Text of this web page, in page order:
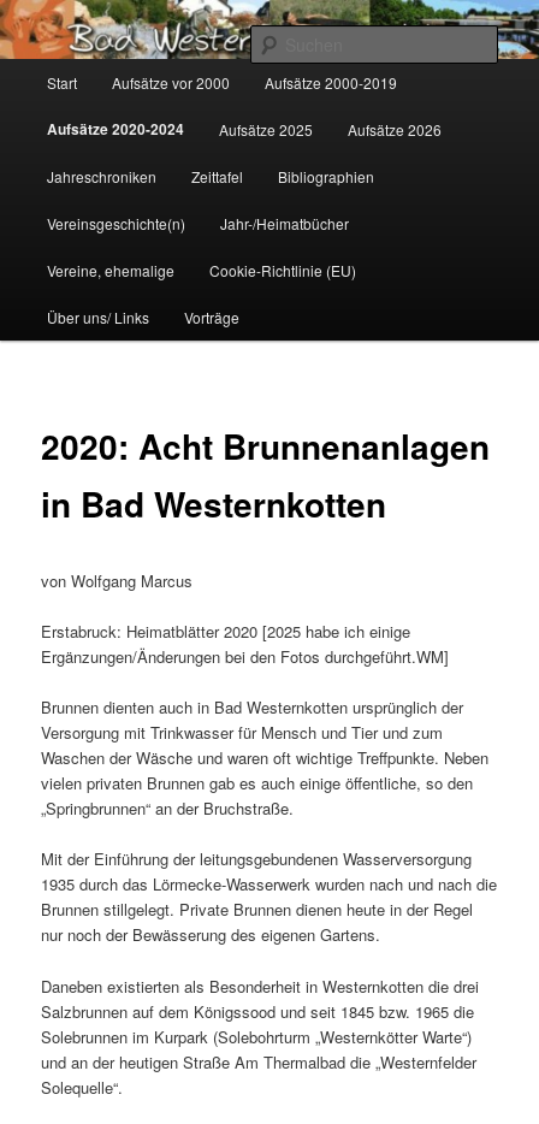
Zum
primären
Inhalt
springen
Gemeinsam für Bad Westernkotten
Start Aufsätze vor 2000 Aufsätze 2000-2019
Aufsätze 2020-2024 Aufsätze 2025 Aufsätze 2026
Jahreschroniken Zeittafel Bibliographien
Vereinsgeschichte(n) Jahr-/Heimatbücher
Vereine, ehemalige Cookie-Richtlinie (EU)
Über uns/ Links Vorträge
2020: Acht Brunnenanlagen
in Bad Westernkotten
von Wolfgang Marcus
Erstabruck: Heimatblätter 2020 [2025 habe ich einige
Ergänzungen/Änderungen bei den Fotos durchgeführt.WM]
Brunnen dienten auch in Bad Westernkotten ursprünglich der
Versorgung mit Trinkwasser für Mensch und Tier und zum
Waschen der Wäsche und waren oft wichtige Treffpunkte. Neben
vielen privaten Brunnen gab es auch einige öffentliche, so den
„Springbrunnen“ an der Bruchstraße.
Mit der Einführung der leitungsgebundenen Wasserversorgung
1935 durch das Lörmecke-Wasserwerk wurden nach und nach die
Brunnen stillgelegt. Private Brunnen dienen heute in der Regel
nur noch der Bewässerung des eigenen Gartens.
Daneben existierten als Besonderheit in Westernkotten die drei
Salzbrunnen auf dem Königssood und seit 1845 bzw. 1965 die
Solebrunnen im Kurpark (Solebohrturm „Westernkötter Warte“)
und an der heutigen Straße Am Thermalbad die „Westernfelder
Solequelle“.